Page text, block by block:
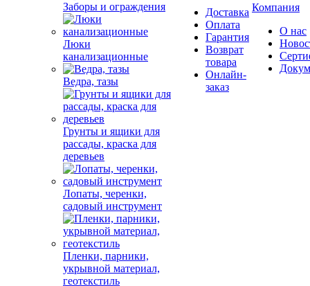
Заборы и ограждения
Люки
канализационные
Ведра, тазы
Грунты и ящики для
рассады, краска для
деревьев
Лопаты, черенки,
садовый инструмент
Пленки, парники,
укрывной материал,
геотекстиль
Доставка
Оплата
Гарантия
Возврат
товара
Онлайн-
заказ
Компания
О нас